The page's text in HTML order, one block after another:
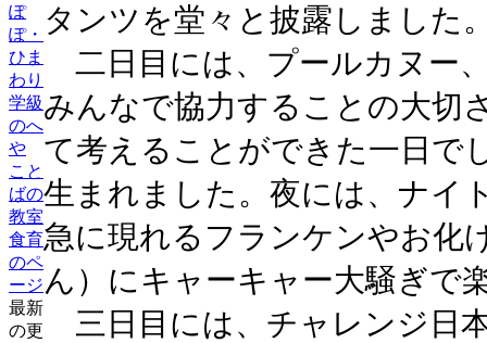
ぽ
ぽ・
ひま
わり
学級
のへ
や
こと
ばの
教室
食育
のペ
ージ
最新
の更
タンツを堂々と披露しました
二日目には、プールカヌー
みんなで協力することの大切
て考えることができた一日で
生まれました。夜には、ナイ
急に現れるフランケンやお化
ん）にキャーキャー大騒ぎで
三日目には、チャレンジ日